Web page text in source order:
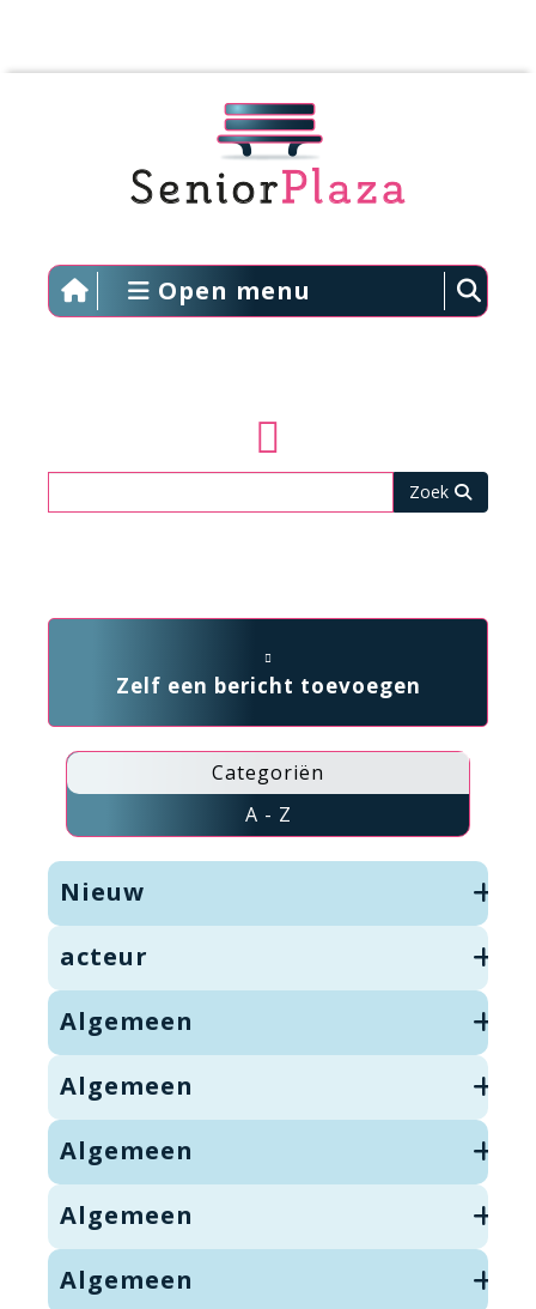
Open menu
Zelf een bericht toevoegen
Categoriën
A - Z
Nieuw
acteur
Algemeen
Algemeen
Algemeen
Algemeen
Algemeen